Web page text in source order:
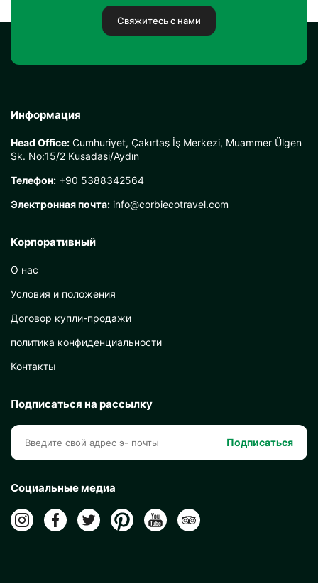
Свяжитесь с нами
Информация
Head Office: Cumhuriyet, Çakırtaş İş Merkezi, Muammer Ülgen
Sk. No:15/2 Kusadasi/Aydın
Телефон: +90 5388342564
Электронная почта: info@corbiecotravel.com
Корпоративный
О нас
Условия и положения
Договор купли-продажи
политика конфиденциальности
Контакты
Подписаться на рассылку
Подписаться
Социальные медиа